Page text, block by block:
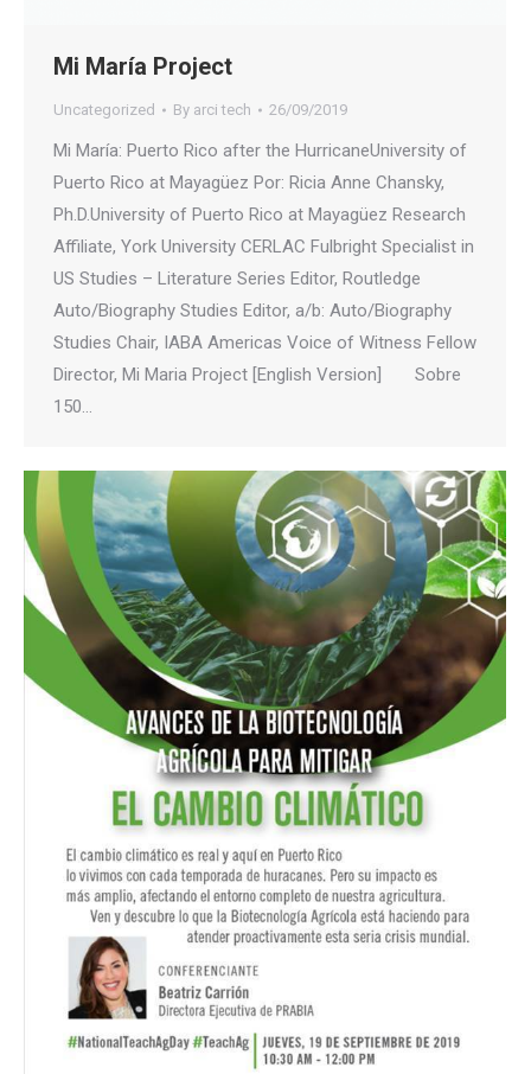
Mi María Project
Uncategorized By arci tech 26/09/2019
Mi María: Puerto Rico after the HurricaneUniversity of
Puerto Rico at Mayagüez Por: Ricia Anne Chansky,
Ph.D.University of Puerto Rico at Mayagüez Research
Affiliate, York University CERLAC Fulbright Specialist in
US Studies – Literature Series Editor, Routledge
Auto/Biography Studies Editor, a/b: Auto/Biography
Studies Chair, IABA Americas Voice of Witness Fellow
Director, Mi Maria Project [English Version] Sobre
150…